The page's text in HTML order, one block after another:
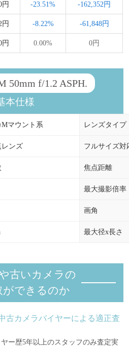
円 -23.51% -162,352円
円 -8.22% -61,848円
円 0.00% 0円
50mm f/1.2 ASPH.
本仕様
Mマウント系 レンズタイプ
レンズ フルサイズ対
焦点距離
最大撮影倍率
画角
最大径x長さ
古いカメラの
ができるのか
古カメラバイヤーによる適正査
ー歴5年以上のスタッフのみ査定実